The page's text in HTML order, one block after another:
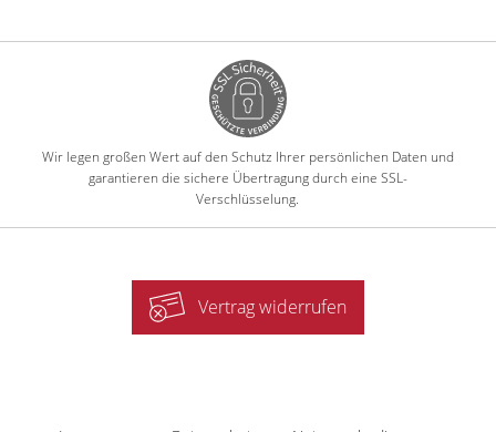
Wir legen großen Wert auf den Schutz Ihrer persönlichen Daten und
garantieren die sichere Übertragung durch eine SSL-
Verschlüsselung.
Vertrag widerrufen